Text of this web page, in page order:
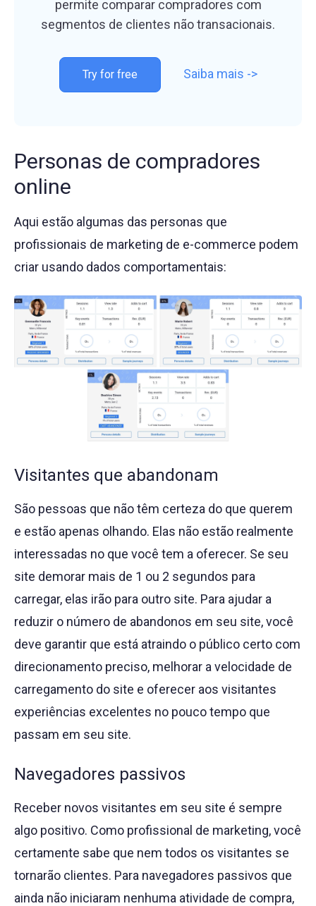
permite comparar compradores com
segmentos de clientes não transacionais.
Try for free Saiba mais ->sobre
Personas de compradores
online
Aqui estão algumas das personas que
profissionais de marketing de e-commerce podem
criar usando dados comportamentais:
Visitantes que abandonam
São pessoas que não têm certeza do que querem
e estão apenas olhando. Elas não estão realmente
interessadas no que você tem a oferecer. Se seu
site demorar mais de 1 ou 2 segundos para
carregar, elas irão para outro site. Para ajudar a
reduzir o número de abandonos em seu site, você
deve garantir que está atraindo o público certo com
direcionamento preciso, melhorar a velocidade de
carregamento do site e oferecer aos visitantes
experiências excelentes no pouco tempo que
passam em seu site.
Navegadores passivos
Receber novos visitantes em seu site é sempre
algo positivo. Como profissional de marketing, você
certamente sabe que nem todos os visitantes se
tornarão clientes. Para navegadores passivos que
ainda não iniciaram nenhuma atividade de compra,